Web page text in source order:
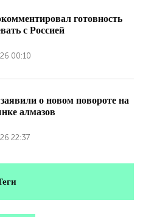
готовность
с Россией
00:10
о новом повороте на
алмазов
22:37